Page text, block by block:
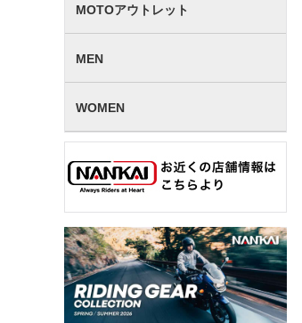
MOTOアウトレット
MEN
WOMEN